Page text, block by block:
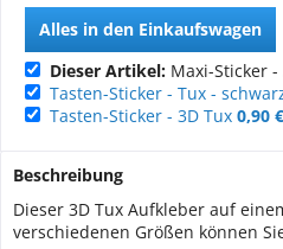
Alles in den Einkaufswagen
Dieser Artikel: Maxi-Sticker -
Tasten-Sticker - Tux -
Tasten-Sticker - 3D Tux 0,90 €
Beschreibung
Dieser 3D Tux Aufkleber auf
verschiedenen Größen können